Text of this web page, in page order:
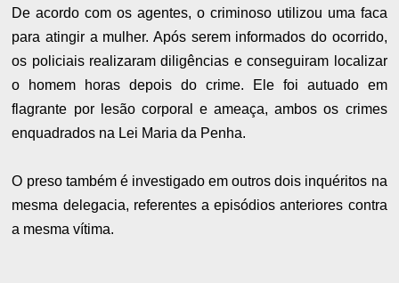
De acordo com os agentes, o criminoso utilizou uma faca
para atingir a mulher. Após serem informados do ocorrido,
os policiais realizaram diligências e conseguiram localizar
o homem horas depois do crime. Ele foi autuado em
flagrante por lesão corporal e ameaça, ambos os crimes
enquadrados na Lei Maria da Penha.
O preso também é investigado em outros dois inquéritos na
mesma delegacia, referentes a episódios anteriores contra
a mesma vítima.